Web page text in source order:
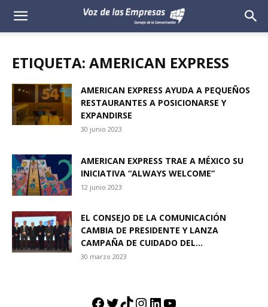
Voz
Empresas
ETIQUETA: AMERICAN EXPRESS
AMERICAN EXPRESS AYUDA A PEQUEÑOS
RESTAURANTES A POSICIONARSE Y
EXPANDIRSE
30 junio 2023
AMERICAN EXPRESS TRAE A MÉXICO SU
INICIATIVA “ALWAYS WELCOME”
12 junio 2023
EL CONSEJO DE LA COMUNICACIÓN
CAMBIA DE PRESIDENTE Y LANZA
CAMPAÑA DE CUIDADO DEL...
30 marzo 2023
Facebook
Twitter
TikTok
Instagram
LinkedIn
YouTube